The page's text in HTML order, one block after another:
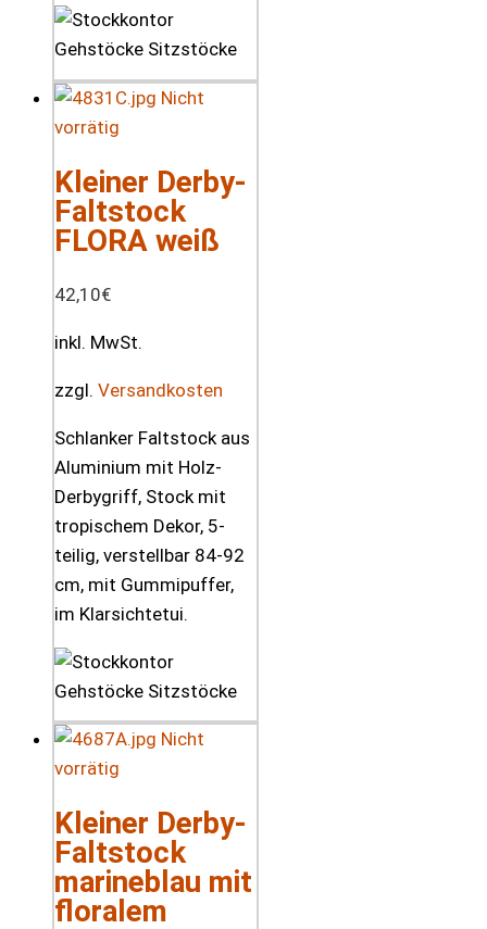
Nicht
vorrätig
Kleiner Derby-
Faltstock
FLORA weiß
42,10€
inkl. MwSt.
zzgl. Versandkosten
Schlanker Faltstock aus
Aluminium mit Holz-
Derbygriff, Stock mit
tropischem Dekor, 5-
teilig, verstellbar 84-92
cm, mit Gummipuffer,
im Klarsichtetui.
Nicht
vorrätig
Kleiner Derby-
Faltstock
marineblau mit
floralem